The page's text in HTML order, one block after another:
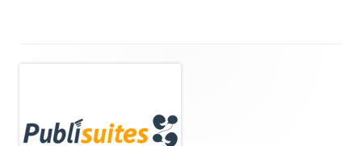
lateral